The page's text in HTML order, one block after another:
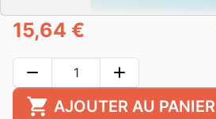
15,64 €
remove add
shopping_cart AJOUTER AU PANIER